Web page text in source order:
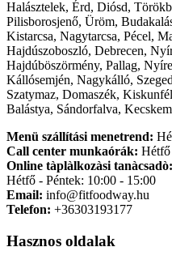
Halásztelek, Érd, Diósd,
Pilisborosjenő, Üröm,
Kistarcsa, Nagytarcsa, Pécel,
Hajdúszoboszló, Debrecen,
Hajdúböszörmény, Pallag,
Kállósemjén, Nagykálló,
Szatymaz, Domaszék,
Balástya, Sándorfalva,
Menü szállítási menetrend:
Call center munkaórák: Hétfő
Online tàplàlkozàsi tanàcsadò:
Hétfő - Péntek: 10:00 - 15:00
Email: info@fitfoodway.hu
Telefon: +36303193177
Hasznos oldalak